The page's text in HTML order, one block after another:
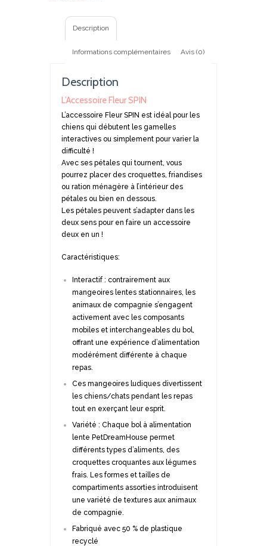
Description
Informations complémentaires Avis (0)
Description
L’Accessoire Fleur SPIN
L’accessoire Fleur SPIN est idéal pour les
chiens qui débutent les gamelles
interactives ou simplement pour varier la
difficulté !
Avec ses pétales qui tournent, vous
pourrez placer des croquettes, friandises
ou ration ménagère à l’intérieur des
pétales ou bien en dessous.
Les pétales peuvent s’adapter dans les
deux sens pour en faire un accessoire
deux en un !
Caractéristiques:
Interactif : contrairement aux
mangeoires lentes stationnaires, les
animaux de compagnie s’engagent
activement avec les composants
mobiles et interchangeables du bol,
offrant une expérience d’alimentation
modérément différente à chaque
repas.
Ces mangeoires ludiques divertissent
les chiens/chats pendant les repas
tout en exerçant leur esprit.
Variété : Chaque bol à alimentation
lente PetDreamHouse permet
différents types d’aliments, des
croquettes croquantes aux légumes
frais. Les formes et tailles de
compartiments assorties introduisent
une variété de textures aux animaux
de compagnie.
Fabriqué avec 50 % de plastique
recyclé